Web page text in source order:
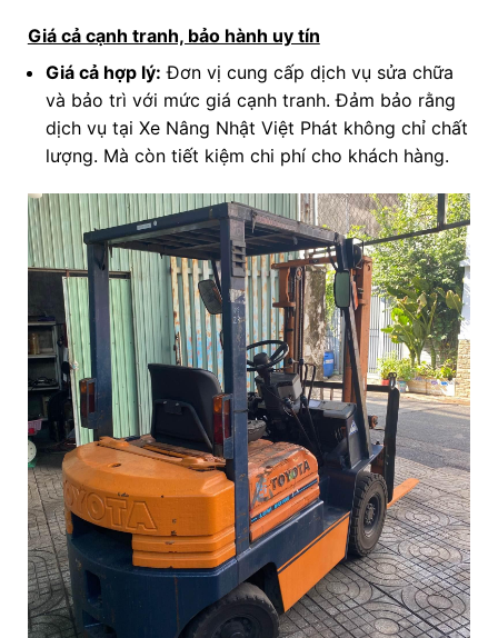
Giá cả cạnh tranh, bảo hành uy tín
Giá cả hợp lý: Đơn vị cung cấp dịch vụ sửa chữa
và bảo trì với mức giá cạnh tranh. Đảm bảo rằng
dịch vụ tại Xe Nâng Nhật Việt Phát không chỉ chất
lượng. Mà còn tiết kiệm chi phí cho khách hàng.